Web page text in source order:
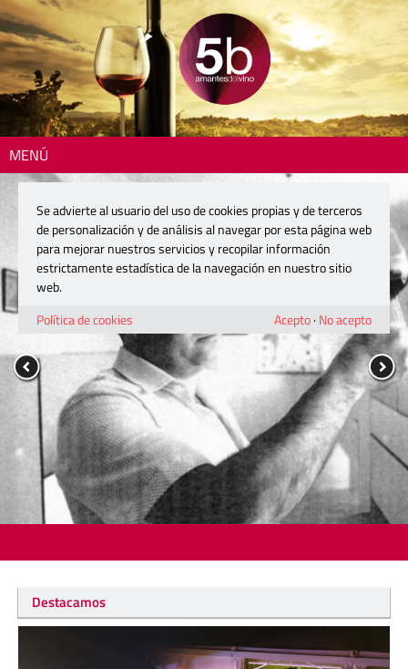
MENÚ
Destacamos
Se advierte al usuario del uso de cookies propias y de terceros
de personalización y de análisis al navegar por esta página web
para mejorar nuestros servicios y recopilar información
estrictamente estadística de la navegación en nuestro sitio
web.
Política de cookies
Acepto· No acepto